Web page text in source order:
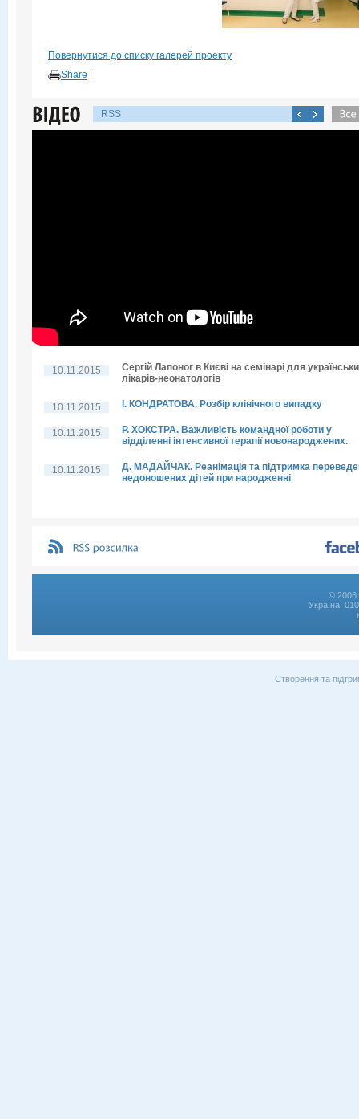
Повернутися до списку галерей проекту
Share
RSS
10.11.2015
Сергій Лапоног в Києві на семінарі для
лікарів-неонатологів
10.11.2015 І. КОНДРАТОВА. Розбір клінічного випадку
10.11.2015
Р. ХОКСТРА. Важливість командної роботи у
відділенні інтенсивної терапії новонароджених.
10.11.2015
Д. МАДАЙЧАК. Реанімація та підтримка
недоношених дітей при народженні
© 2006
Україна,
Створення та